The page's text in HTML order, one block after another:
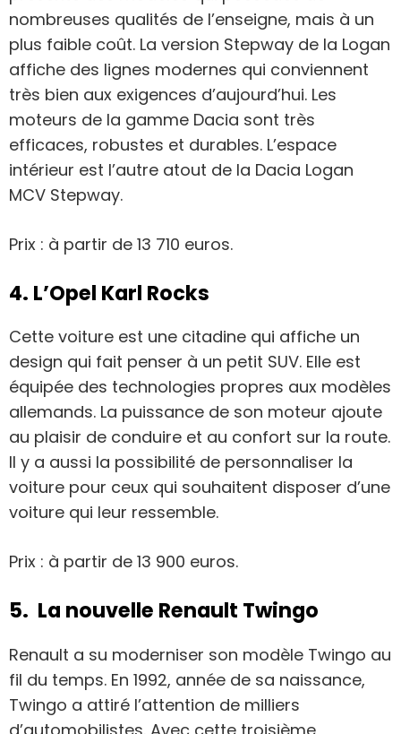
nombreuses qualités de l’enseigne, mais à un
plus faible coût. La version Stepway de la Logan
affiche des lignes modernes qui conviennent
très bien aux exigences d’aujourd’hui. Les
moteurs de la gamme Dacia sont très
efficaces, robustes et durables. L’espace
intérieur est l’autre atout de la Dacia Logan
MCV Stepway.
Prix : à partir de 13 710 euros.
4. L’Opel Karl Rocks
Cette voiture est une citadine qui affiche un
design qui fait penser à un petit SUV. Elle est
équipée des technologies propres aux modèles
allemands. La puissance de son moteur ajoute
au plaisir de conduire et au confort sur la route.
Il y a aussi la possibilité de personnaliser la
voiture pour ceux qui souhaitent disposer d’une
voiture qui leur ressemble.
Prix : à partir de 13 900 euros.
5. La nouvelle Renault Twingo
Renault a su moderniser son modèle Twingo au
fil du temps. En 1992, année de sa naissance,
Twingo a attiré l’attention de milliers